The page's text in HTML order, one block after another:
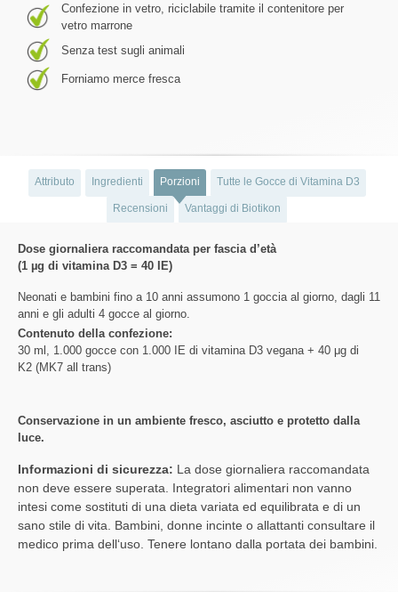
Confezione in vetro, riciclabile tramite il contenitore per
vetro marrone
Senza test sugli animali
Forniamo merce fresca
Attributo Ingredienti Porzioni Tutte le Gocce di Vitamina D3
Recensioni Vantaggi di Biotikon
Dose giornaliera raccomandata per fascia d’età
(1 µg di vitamina D3 = 40 IE)
Neonati e bambini fino a 10 anni assumono 1 goccia al giorno, dagli 11
anni e gli adulti 4 gocce al giorno.
Contenuto della confezione:
30 ml, 1.000 gocce con 1.000 IE di vitamina D3 vegana + 40 μg di
K2 (MK7 all trans)
Conservazione in un ambiente fresco, asciutto e protetto dalla
luce.
Informazioni di sicurezza: La dose giornaliera raccomandata
non deve essere superata. Integratori alimentari non vanno
intesi come sostituti di una dieta variata ed equilibrata e di un
sano stile di vita. Bambini, donne incinte o allattanti consultare il
medico prima dell‘uso. Tenere lontano dalla portata dei bambini.